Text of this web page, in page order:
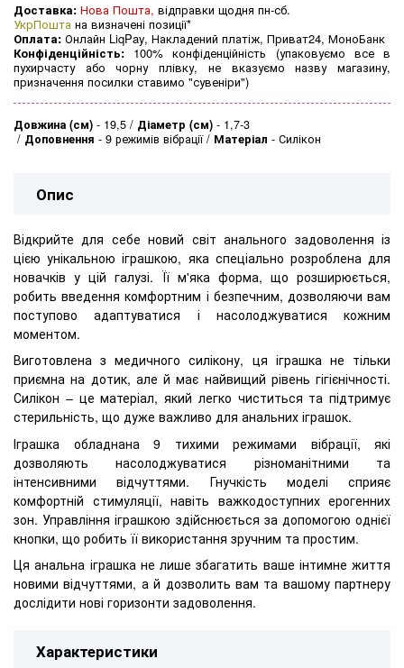
Доставка: Нова Пошта, відправки щодня пн-сб.
УкрПошта на визначені позиції*
Оплата: Онлайн LiqPay, Накладений платіж, Приват24, МоноБанк
Конфіденційність: 100% конфіденційність (упаковуємо все в
пухирчасту або чорну плівку, не вказуємо назву магазину,
призначення посилки ставимо "сувеніри")
Довжина (см) - 19,5 Діаметр (см) - 1,7-3
Доповнення - 9 режимів вібрації Матеріал - Силікон
Опис
Відкрийте для себе новий світ анального задоволення із
цією унікальною іграшкою, яка спеціально розроблена для
новачків у цій галузі. Її м'яка форма, що розширюється,
робить введення комфортним і безпечним, дозволяючи вам
поступово адаптуватися і насолоджуватися кожним
моментом.
Виготовлена ​​з медичного силікону, ця іграшка не тільки
приємна на дотик, але й має найвищий рівень гігієнічності.
Силікон – це матеріал, який легко чиститься та підтримує
стерильність, що дуже важливо для анальних іграшок.
Іграшка обладнана 9 тихими режимами вібрації, які
дозволяють насолоджуватися різноманітними та
інтенсивними відчуттями. Гнучкість моделі сприяє
комфортній стимуляції, навіть важкодоступних ерогенних
зон. Управління іграшкою здійснюється за допомогою однієї
кнопки, що робить її використання зручним та простим.
Ця анальна іграшка не лише збагатить ваше інтимне життя
новими відчуттями, а й дозволить вам та вашому партнеру
дослідити нові горизонти задоволення.
Характеристики